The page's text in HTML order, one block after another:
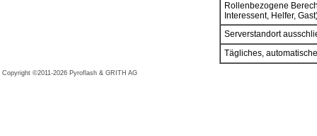
Rollenbezogene
Interessent, Helfer,
Serverstandort
Tägliches,
Copyright ©2011-2026 Pyroflash & GRITH AG